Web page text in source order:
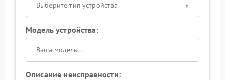
Выберите тип устройства
Модель устройства:
Описание неисправности: